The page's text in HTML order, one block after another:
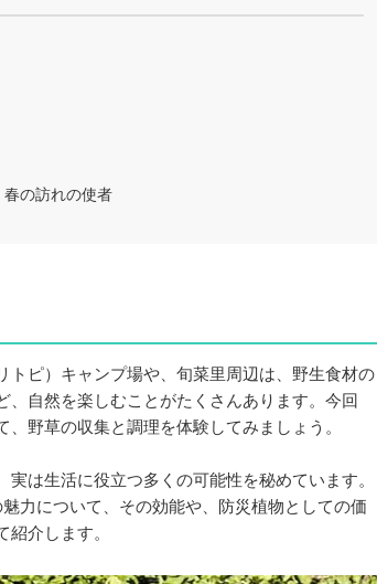
の訪れの使者
トピ）キャンプ場や、旬菜里周辺は、野生食材の
自然を楽しむことがたくさんあります。今回
野草の収集と調理を体験してみましょう。
は生活に役立つ多くの可能性を秘めています。
力について、その効能や、防災植物としての価
介します。